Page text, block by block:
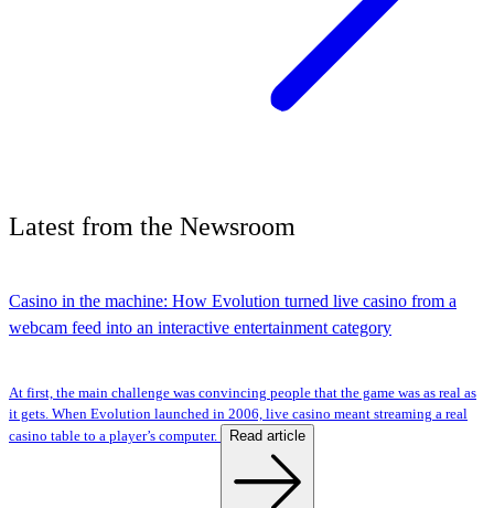
Latest from the Newsroom
Casino in the machine: How Evolution turned live casino from a
webcam feed into an interactive entertainment category
At first, the main challenge was convincing people that the game was as real as
it gets. When Evolution launched in 2006, live casino meant streaming a real
casino table to a player’s computer.
Read article